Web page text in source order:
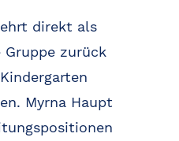
direkt als
Gruppe zurück
Myrna Haupt